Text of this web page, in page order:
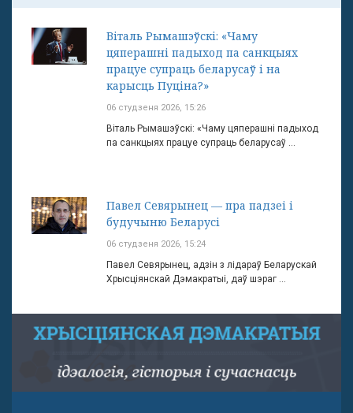
Віталь Рымашэўскі: «Чаму
цяперашні падыход па санкцыях
працуе супраць беларусаў і на
карысць Пуціна?»
06 студзеня 2026, 15:26
Віталь Рымашэўскі: «Чаму цяперашні падыход
па санкцыях працуе супраць беларусаў ...
Павел Севярынец — пра падзеі і
будучыню Беларусі
06 студзеня 2026, 15:24
Павел Севярынец, адзін з лідараў Беларускай
Хрысціянскай Дэмакратыі, даў шэраг ...